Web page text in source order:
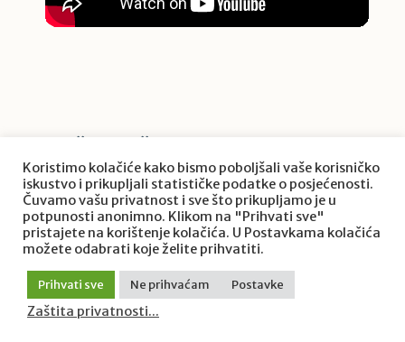
Koristimo kolačiće kako bismo poboljšali vaše korisničko
iskustvo i prikupljali statističke podatke o posjećenosti.
Čuvamo vašu privatnost i sve što prikupljamo je u
potpunosti anonimno. Klikom na "Prihvati sve"
pristajete na korištenje kolačića. U Postavkama kolačića
možete odabrati koje želite prihvatiti.
Prihvati sve Ne prihvaćam Postavke
Zaštita privatnosti...